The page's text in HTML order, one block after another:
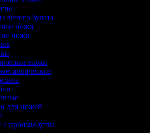
литого булата
ножи
ножи
ножи
для ножей
производства